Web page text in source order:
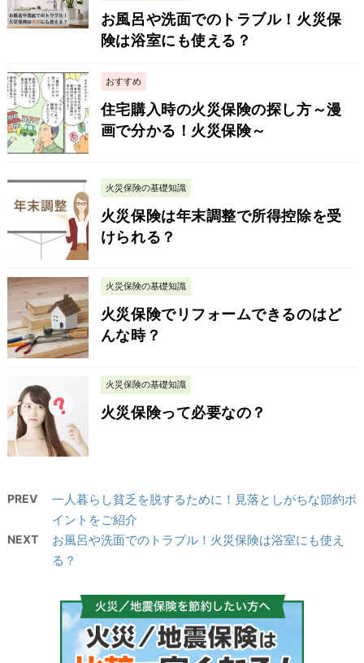
お風呂や洗面でのトラブル！火災保
険は浴室にも使える？
おすすめ
住宅購入時の火災保険の探し方～漫
画で分かる！火災保険～
火災保険の基礎知識
火災保険は年末調整で所得控除を受
けられる？
火災保険の基礎知識
火災保険でリフォームできるのはど
んな時？
火災保険の基礎知識
火災保険って必要なの？
PREV
一人暮らし貧乏を脱するために！見落としがちな節約ポ
イントをご紹介
NEXT
お風呂や洗面でのトラブル！火災保険は浴室にも使え
る？